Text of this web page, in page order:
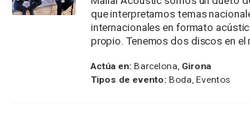
que interpretamos temas
internacionales en formato
propio. Tenemos dos discos en el
Actúa en:Barcelona, Girona
Tipos de evento:Boda, Eventos